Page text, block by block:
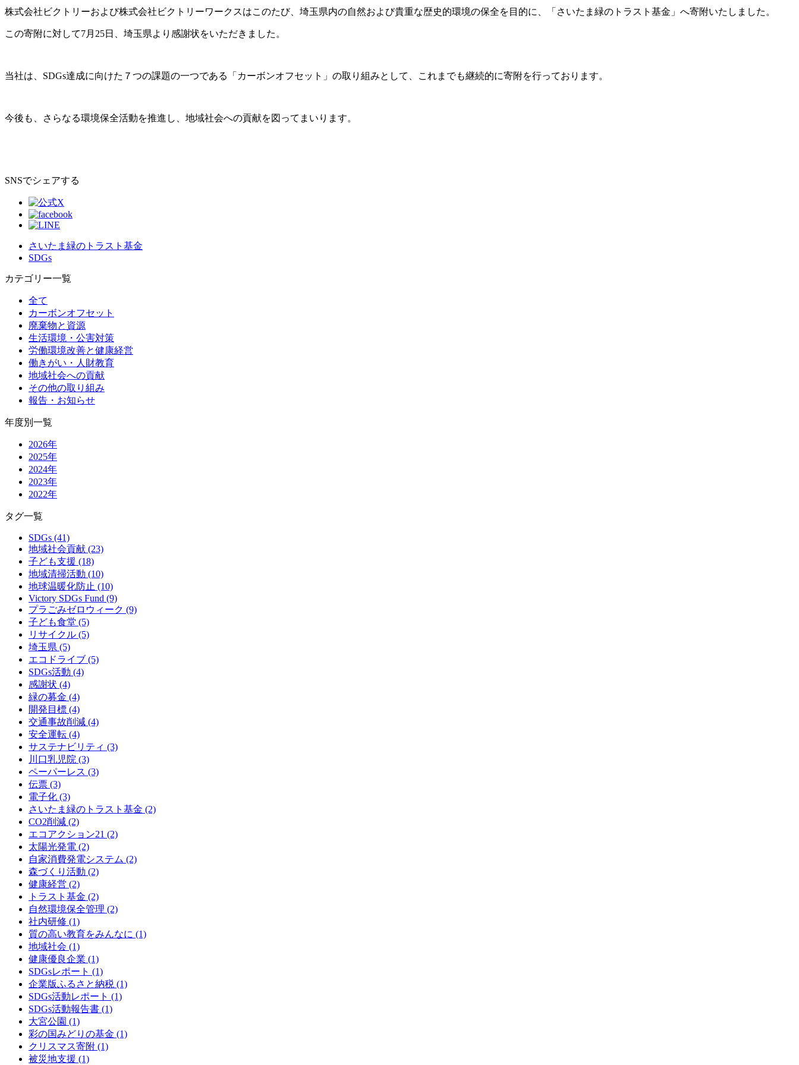
株式会社ビクトリーおよび株式会社ビクトリーワークスはこのたび、埼玉県内の自然および貴重な歴史的環境の保全を目的に、「さいたま緑のトラスト基金」へ寄附いたしました。
この寄附に対して7月25日、埼玉県より感謝状をいただきました。
当社は、SDGs達成に向けた７つの課題の一つである「カーボンオフセット」の取り組みとして、これまでも継続的に寄附を行っております。
今後も、さらなる環境保全活動を推進し、地域社会への貢献を図ってまいります。
SNSでシェアする
さいたま緑のトラスト基金
SDGs
カテゴリー一覧
全て
カーボンオフセット
廃棄物と資源
生活環境・公害対策
労働環境改善と健康経営
働きがい・人財教育
地域社会への貢献
その他の取り組み
報告・お知らせ
年度別一覧
2026年
2025年
2024年
2023年
2022年
タグ一覧
SDGs (41)
地域社会貢献 (23)
子ども支援 (18)
地域清掃活動 (10)
地球温暖化防止 (10)
Victory SDGs Fund (9)
プラごみゼロウィーク (9)
子ども食堂 (5)
リサイクル (5)
埼玉県 (5)
エコドライブ (5)
SDGs活動 (4)
感謝状 (4)
緑の募金 (4)
開発目標 (4)
交通事故削減 (4)
安全運転 (4)
サステナビリティ (3)
川口乳児院 (3)
ペーパーレス (3)
伝票 (3)
電子化 (3)
さいたま緑のトラスト基金 (2)
CO2削減 (2)
エコアクション21 (2)
太陽光発電 (2)
自家消費発電システム (2)
森づくり活動 (2)
健康経営 (2)
トラスト基金 (2)
自然環境保全管理 (2)
社内研修 (1)
質の高い教育をみんなに (1)
地域社会 (1)
健康優良企業 (1)
SDGsレポート (1)
企業版ふるさと納税 (1)
SDGs活動レポート (1)
SDGs活動報告書 (1)
大宮公園 (1)
彩の国みどりの基金 (1)
クリスマス寄附 (1)
被災地支援 (1)